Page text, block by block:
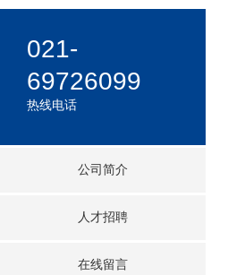
021-
69726099
热线电话
公司简介
人才招聘
在线留言